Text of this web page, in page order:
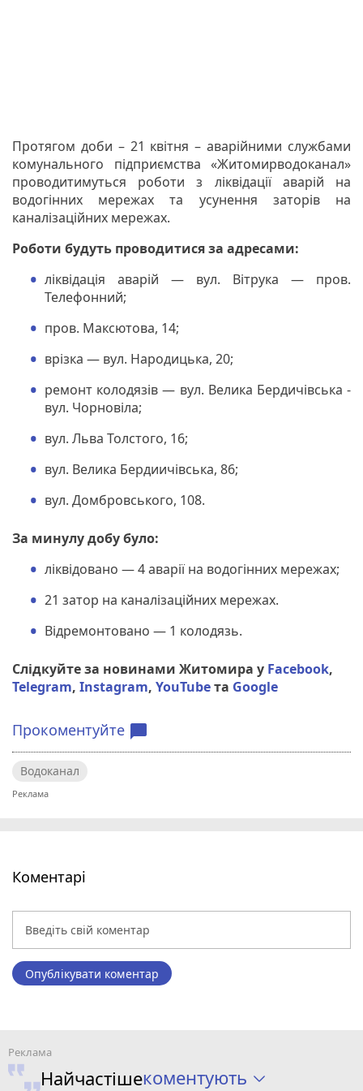
Протягом доби – 21 квітня – аварійними службами
комунального підприємства «Житомирводоканал»
проводитимуться роботи з ліквідації аварій на
водогінних мережах та усунення заторів на
каналізаційних мережах.
Роботи будуть проводитися за адресами:
ліквідація аварій — вул. Вітрука — пров.
Телефонний;
пров. Максютова, 14;
врізка — вул. Народицька, 20;
ремонт колодязів — вул. Велика Бердичівська -
вул. Чорновіла;
вул. Льва Толстого, 16;
вул. Велика Бердиичівська, 86;
вул. Домбровського, 108.
За минулу добу було:
ліквідовано — 4 аварії на водогінних мережах;
21 затор на каналізаційних мережах.
Відремонтовано — 1 колодязь.
Слідкуйте за новинами Житомира у Facebook,
Telegram, Instagram, YouTubeта Google
Прокоментуйте chat_bubble
Водоканал
Коментарі
Опублікувати коментар
Найчастішекоментують